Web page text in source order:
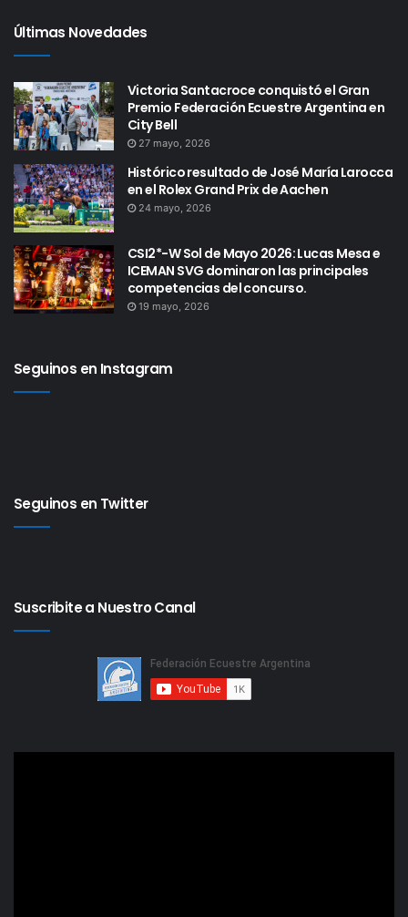
Últimas Novedades
Victoria Santacroce conquistó el Gran
Premio Federación Ecuestre Argentina en
City Bell
27 mayo, 2026
Histórico resultado de José María Larocca
en el Rolex Grand Prix de Aachen
24 mayo, 2026
CSI2*-W Sol de Mayo 2026: Lucas Mesa e
ICEMAN SVG dominaron las principales
competencias del concurso.
19 mayo, 2026
Seguinos en Instagram
Seguinos en Twitter
Suscribite a Nuestro Canal